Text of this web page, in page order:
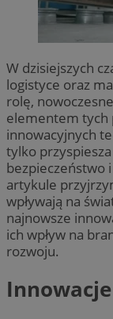
W dzisiejszych
logistyce oraz
rolę,
elementem tych
innowacyjnych
tylko
bezpieczeństwo
artykule
wpływają na
najnowsze
ich wpływ na
rozwoju.